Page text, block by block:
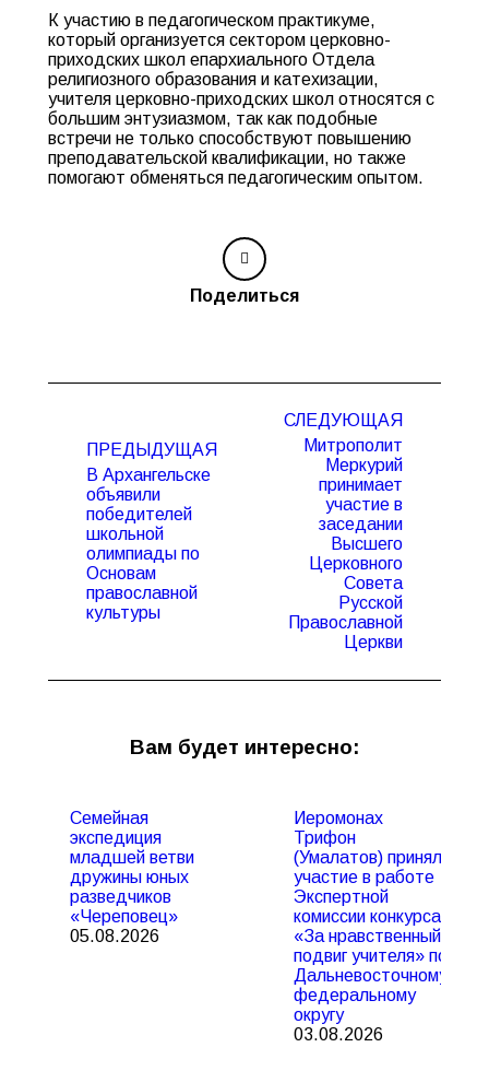
К участию в педагогическом практикуме,
который организуется сектором церковно-
приходских школ епархиального Отдела
религиозного образования и катехизации,
учителя церковно-приходских школ относятся с
большим энтузиазмом, так как подобные
встречи не только способствуют повышению
преподавательской квалификации, но также
помогают обменяться педагогическим опытом.
Поделиться
записям
ПРЕДЫДУЩАЯ
Предыдущая
запись:
В Архангельске
объявили
победителей
школьной
олимпиады по
Основам
православной
культуры
СЛЕДУЮЩАЯ
Следующая
запись:
Митрополит
Меркурий
принимает
участие в
заседании
Высшего
Церковного
Совета
Русской
Православной
Церкви
Вам будет интересно:
Семейная
экспедиция
младшей ветви
дружины юных
разведчиков
«Череповец»
05.08.2026
Иеромонах
Трифон
(Умалатов) принял
участие в работе
Экспертной
комиссии конкурса
«За нравственный
подвиг учителя» по
Дальневосточному
федеральному
округу
03.08.2026